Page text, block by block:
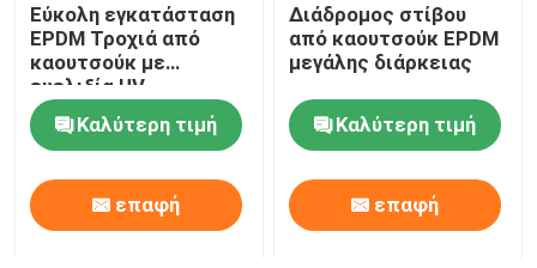
Λαστιχένιο χαλί γυμναστικής
υβριδική πίστα
Αθλητισμός Κόκκινο πηλό
Εύκολη εγκατάσταση
EPDM Τροχιά από
καουτσούκ με
ευελιξία UV
Καλύτερη τιμή
επαφή
Διάδρομος στίβου
από καουτσούκ EPDM
μεγάλης διάρκειας
Καλύτερη τιμή
επαφή